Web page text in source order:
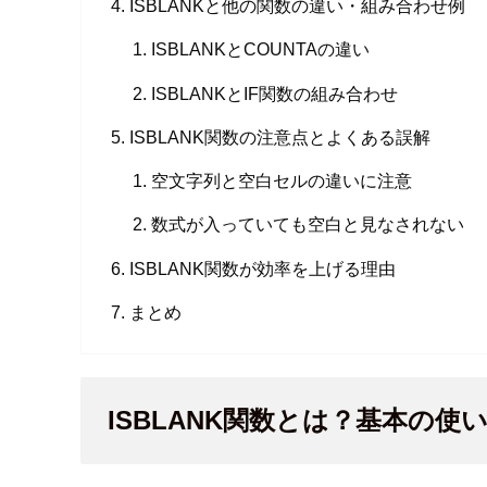
ISBLANKと他の関数の違い・組み合わせ例
ISBLANKとCOUNTAの違い
ISBLANKとIF関数の組み合わせ
ISBLANK関数の注意点とよくある誤解
空文字列と空白セルの違いに注意
数式が入っていても空白と見なされない
ISBLANK関数が効率を上げる理由
まとめ
ISBLANK関数とは？基本の使